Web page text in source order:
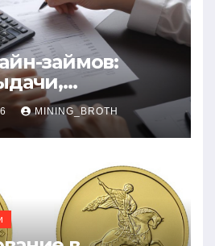
займов:
ставки и
к заемщикам
MINING_BROTH